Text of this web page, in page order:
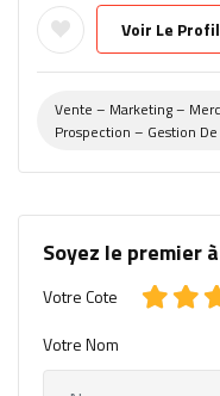
Voir Le Profil
Vente – Marketing –
Prospection – Gestion
Soyez le premier à
Votre Cote
Votre Nom